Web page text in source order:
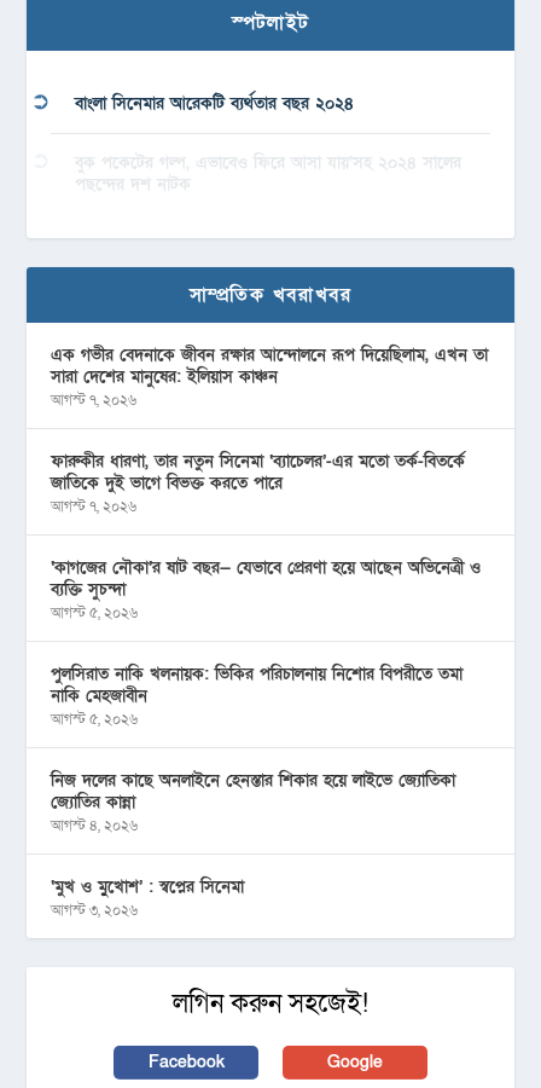
স্পটলাইট
বাংলা সিনেমার আরেকটি ব্যর্থতার বছর ২০২৪
বুক পকেটের গল্প, এভাবেও ফিরে আসা যায়’সহ ২০২৪ সালের
পছন্দের দশ নাটক
সাম্প্রতিক খবরাখবর
এক গভীর বেদনাকে জীবন রক্ষার আন্দোলনে রূপ দিয়েছিলাম, এখন তা
সারা দেশের মানুষের: ইলিয়াস কাঞ্চন
আগস্ট ৭, ২০২৬
ফারুকীর ধারণা, তার নতুন সিনেমা ‘ব্যাচেলর’-এর মতো তর্ক-বিতর্কে
জাতিকে দুই ভাগে বিভক্ত করতে পারে
আগস্ট ৭, ২০২৬
‘কাগজের নৌকা’র ষাট বছর— যেভাবে প্রেরণা হয়ে আছেন অভিনেত্রী ও
ব্যক্তি সুচন্দা
আগস্ট ৫, ২০২৬
পুলসিরাত নাকি খলনায়ক: ভিকির পরিচালনায় নিশোর বিপরীতে তমা
নাকি মেহজাবীন
আগস্ট ৫, ২০২৬
নিজ দলের কাছে অনলাইনে হেনস্তার শিকার হয়ে লাইভে জ্যোতিকা
জ্যোতির কান্না
আগস্ট ৪, ২০২৬
‘মুখ ও মু্খোশ’ : স্বপ্নের সিনেমা
আগস্ট ৩, ২০২৬
লগিন করুন সহজেই!
Facebook Google